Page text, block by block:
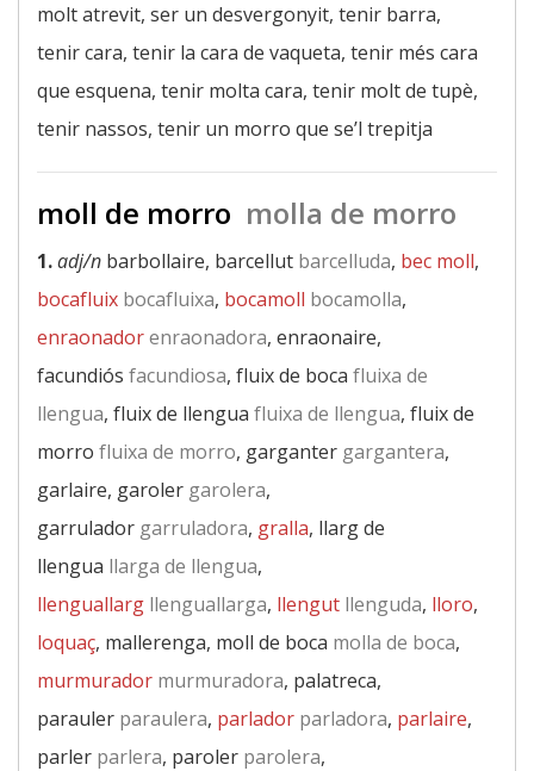
molt atrevit, ser un desvergonyit, tenir barra,
tenir cara, tenir la cara de vaqueta, tenir més cara
que esquena, tenir molta cara, tenir molt de tupè,
tenir nassos, tenir un morro que se’l trepitja
moll de morro molla de morro
1.adj/n barbollaire, barcellut barcelluda, bec moll,
bocafluix bocafluixa, bocamoll bocamolla,
enraonadorenraonadora, enraonaire,
facundiós facundiosa, fluix de boca fluixa de
llengua, fluix de llengua fluixa de llengua, fluix de
morro fluixa de morro, garganter gargantera,
garlaire, garoler garolera,
garrulador garruladora, gralla, llarg de
llengua llarga de llengua,
llenguallarg llenguallarga, llengut llenguda, lloro,
loquaç, mallerenga, moll de boca molla de boca,
murmurador murmuradora, palatreca,
parauler paraulera, parlador parladora, parlaire,
parler parlera, paroler parolera,